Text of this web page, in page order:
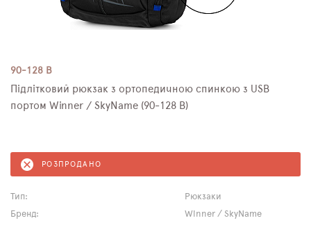
90-128 B
Підлітковий рюкзак з ортопедичною спинкою з USB
портом Winner / SkyName (90-128 B)
РОЗПРОДАНО
Тип:
Рюкзаки
Бренд:
Winner / SkyName